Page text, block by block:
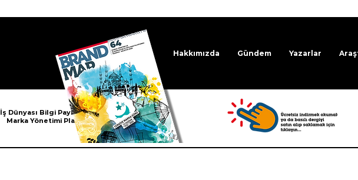
Hakkımızda Gündem Yazarlar
İş Dünyası Bilgi Paylaşım ve
Marka Yönetimi Platformu